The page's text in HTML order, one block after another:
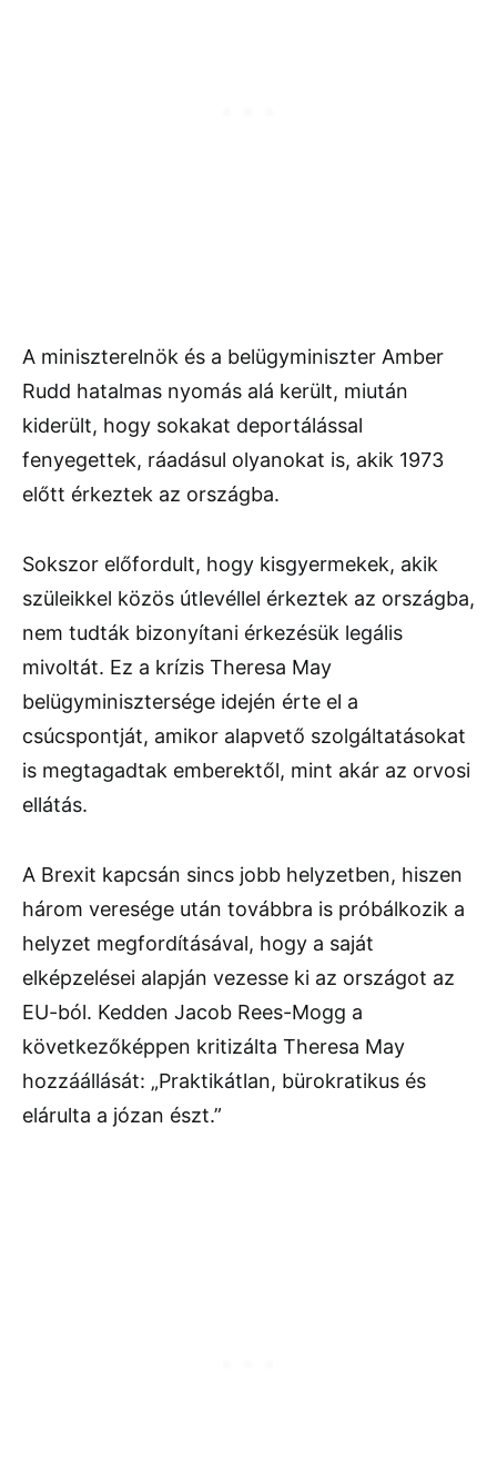
A miniszterelnök és a belügyminiszter Amber
Rudd hatalmas nyomás alá került, miután
kiderült, hogy sokakat deportálással
fenyegettek, ráadásul olyanokat is, akik 1973
előtt érkeztek az országba.
Sokszor előfordult, hogy kisgyermekek, akik
szüleikkel közös útlevéllel érkeztek az országba,
nem tudták bizonyítani érkezésük legális
mivoltát. Ez a krízis Theresa May
belügyminisztersége idején érte el a
csúcspontját, amikor alapvető szolgáltatásokat
is megtagadtak emberektől, mint akár az orvosi
ellátás.
A Brexit kapcsán sincs jobb helyzetben, hiszen
három veresége után továbbra is próbálkozik a
helyzet megfordításával, hogy a saját
elképzelései alapján vezesse ki az országot az
EU-ból. Kedden Jacob Rees-Mogg a
következőképpen kritizálta Theresa May
hozzáállását: „Praktikátlan, bürokratikus és
elárulta a józan észt.”